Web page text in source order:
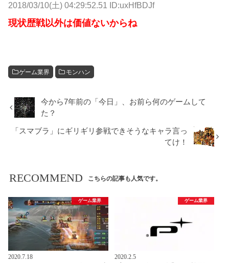
2018/03/10(土) 04:29:52.51 ID:uxHfBDJf
現状歴戦以外は価値ないからね
ゲーム業界 モンハン
今から7年前の「今日」、お前ら何のゲームして
た？
「スマブラ」にギリギリ参戦できそうなキャラ言っ
てけ！
RECOMMEND こちらの記事も人気です。
ゲーム業界
2020.7.18
ゲーム業界
2020.2.5